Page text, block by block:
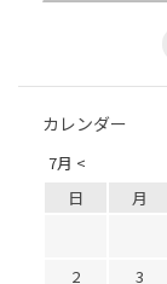
カレンダー
7月 <
日 月
2
3